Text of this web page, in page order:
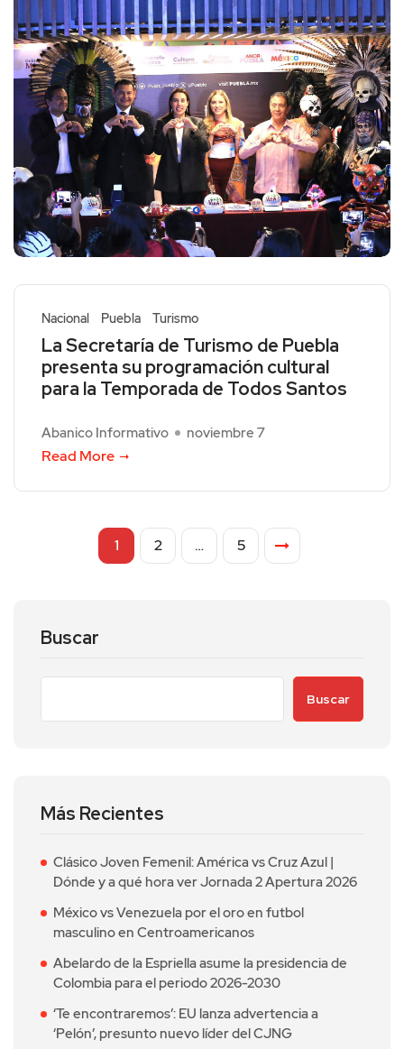
Nacional Puebla Turismo
La Secretaría de Turismo de Puebla
presenta su programación cultural
para la Temporada de Todos Santos
Abanico Informativo noviembre 7
Read More
1 2 … 5
Buscar
Buscar
Más Recientes
Clásico Joven Femenil: América vs Cruz Azul |
Dónde y a qué hora ver Jornada 2 Apertura 2026
México vs Venezuela por el oro en futbol
masculino en Centroamericanos
Abelardo de la Espriella asume la presidencia de
Colombia para el periodo 2026-2030
‘Te encontraremos’: EU lanza advertencia a
‘Pelón’, presunto nuevo líder del CJNG